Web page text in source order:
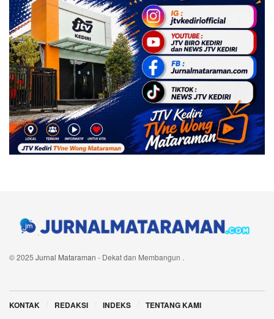
© 2025 Jurnal Mataraman - Dekat dan Membangun .
KONTAK REDAKSI INDEKS TENTANG KAMI